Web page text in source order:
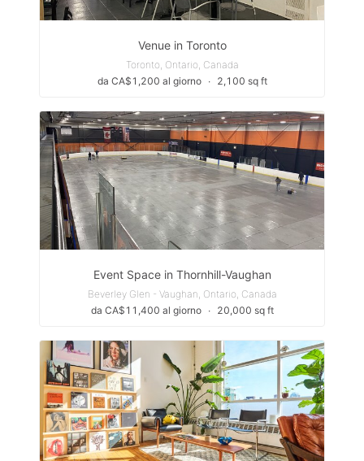
Venue in Toronto
Toronto, Ontario, Canada
da CA$1,200 al giorno
∙ 2,100 sq ft
Event Space in Thornhill-Vaughan
Beverley Glen - Vaughan, Ontario, Canada
da CA$11,400 al giorno
∙ 20,000 sq ft